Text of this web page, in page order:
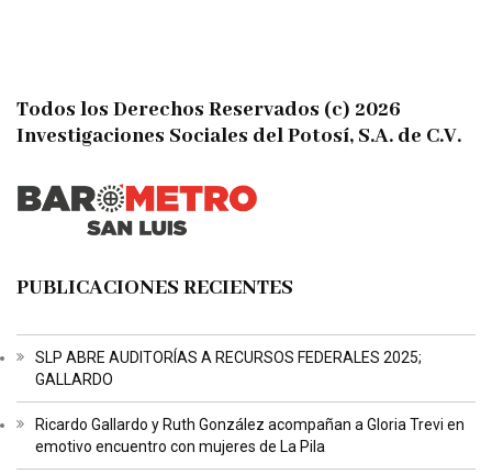
Todos los Derechos Reservados (c) 2026
Investigaciones Sociales del Potosí, S.A. de C.V.
PUBLICACIONES RECIENTES
SLP ABRE AUDITORÍAS A RECURSOS FEDERALES 2025;
GALLARDO
Ricardo Gallardo y Ruth González acompañan a Gloria Trevi en
emotivo encuentro con mujeres de La Pila